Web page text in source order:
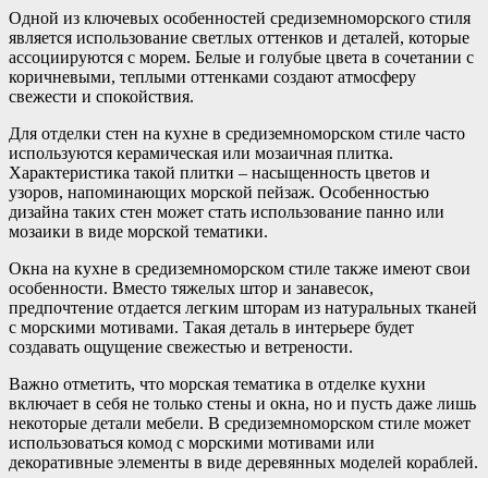
Одной из ключевых особенностей средиземноморского стиля
является использование светлых оттенков и деталей, которые
ассоциируются с морем. Белые и голубые цвета в сочетании с
коричневыми, теплыми оттенками создают атмосферу
свежести и спокойствия.
Для отделки стен на кухне в средиземноморском стиле часто
используются керамическая или мозаичная плитка.
Характеристика такой плитки – насыщенность цветов и
узоров, напоминающих морской пейзаж. Особенностью
дизайна таких стен может стать использование панно или
мозаики в виде морской тематики.
Окна на кухне в средиземноморском стиле также имеют свои
особенности. Вместо тяжелых штор и занавесок,
предпочтение отдается легким шторам из натуральных тканей
с морскими мотивами. Такая деталь в интерьере будет
создавать ощущение свежестью и ветрености.
Важно отметить, что морская тематика в отделке кухни
включает в себя не только стены и окна, но и пусть даже лишь
некоторые детали мебели. В средиземноморском стиле может
использоваться комод с морскими мотивами или
декоративные элементы в виде деревянных моделей кораблей.